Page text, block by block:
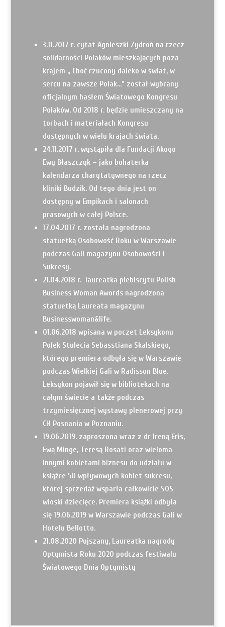
3.11.2017 r. cytat Agnieszki Zydroń na rzecz
solidarności Polaków mieszkających poza
krajem „ Choć rzucony daleko w świat, w
sercu na zawsze Polak…” został wybrany
oficjalnym hasłem Światowego Kongresu
Polaków. Od 2018 r. będzie umieszczany na
torbach i materiałach Kongresu
dostępnych w wielu krajach świata.
24.11.2017 r. wystąpiła dla Fundacji Akogo
Ewy Błaszczyk – jako bohaterka
kalendarza charytatywnego na rzecz
kliniki Budzik. Od tego dnia jest on
dostępny w Empikach i salonach
prasowych w całej Polsce.
17.04.2017 r. została nagrodzona
statuetką Osobowość Roku w Warszawie
podczas Gali magazynu Osobowości i
Sukcesy.
21.04.2018 r. laureatka plebiscytu Polish
Business Woman Awords nagrodzona
statuetką Laureata magazynu
Businesswoman&life.
01.06.2018 wpisana w poczet Leksykonu
Polek Stulecia Sebasstiana Skalskiego,
którego premiera odbyła się w Warszawie
podczas Wielkiej Gali w Radisson Blue.
Leksykon pojawił się w bibliotekach na
całym świecie a także podczas
trzymiesięcznej wystawy plenerowej przy
CH Posnania w Poznaniu.
19.06.2019. zaproszona wraz z dr Ireną Eris,
Ewą Minge, Teresą Rosati oraz wieloma
innymi kobietami biznesu do udziału w
książce 50 wpływowych kobiet sukcesu,
której sprzedaż wsparła całkowicie SOS
wioski dziecięce. Premiera książki odbyła
się 19.06.2019 w Warszawie podczas Gali w
Hotelu Bellotto.
21.08.2020 Pujszany, Laureatka nagrody
Optymista Roku 2020 podczas festiwalu
Światowego Dnia Optymisty